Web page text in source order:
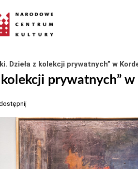
Dzieła z kolekcji prywatnych” w
kolekcji prywatnych”